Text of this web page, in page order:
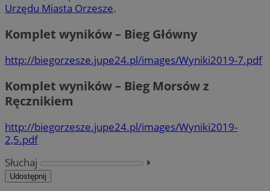
Urzędu Miasta Orzesze.
Komplet wyników – Bieg Główny
http://biegorzesze.jupe24.pl/images/Wyniki2019-7.pdf
Komplet wyników – Bieg Morsów z
Ręcznikiem
http://biegorzesze.jupe24.pl/images/Wyniki2019-
2,5.pdf
Słuchaj
⏵︎
Udostępnij